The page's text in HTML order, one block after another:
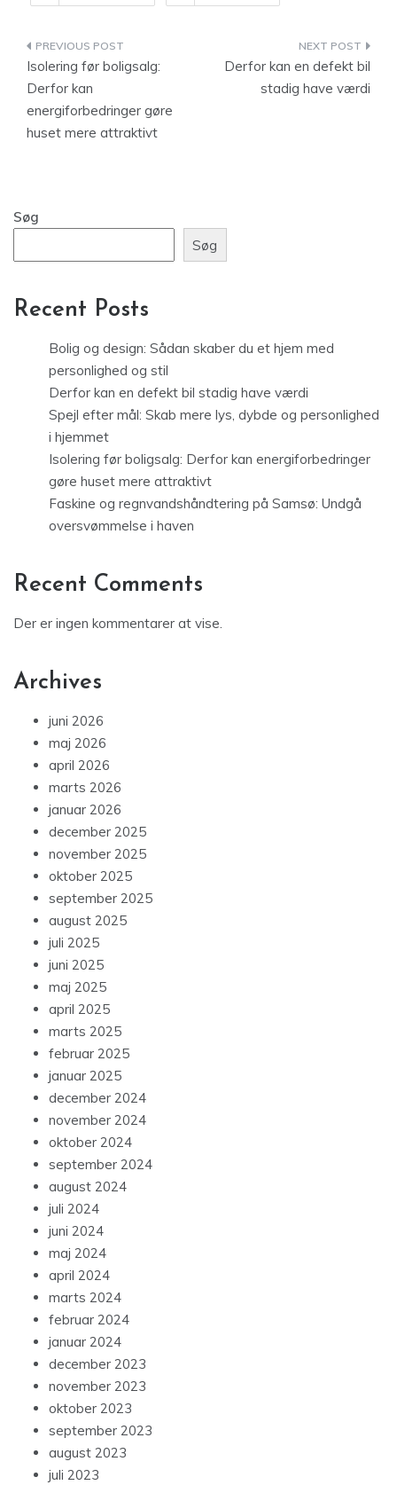
Indlægsnavigation
Isolering før boligsalg:
Derfor kan
energiforbedringer gøre
huset mere attraktivt
Derfor kan en defekt bil
stadig have værdi
Søg
Søg
Recent Posts
Bolig og design: Sådan skaber du et hjem med
personlighed og stil
Derfor kan en defekt bil stadig have værdi
Spejl efter mål: Skab mere lys, dybde og personlighed
i hjemmet
Isolering før boligsalg: Derfor kan energiforbedringer
gøre huset mere attraktivt
Faskine og regnvandshåndtering på Samsø: Undgå
oversvømmelse i haven
Recent Comments
Der er ingen kommentarer at vise.
Archives
juni 2026
maj 2026
april 2026
marts 2026
januar 2026
december 2025
november 2025
oktober 2025
september 2025
august 2025
juli 2025
juni 2025
maj 2025
april 2025
marts 2025
februar 2025
januar 2025
december 2024
november 2024
oktober 2024
september 2024
august 2024
juli 2024
juni 2024
maj 2024
april 2024
marts 2024
februar 2024
januar 2024
december 2023
november 2023
oktober 2023
september 2023
august 2023
juli 2023